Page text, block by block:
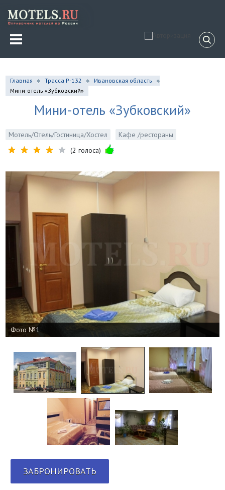
Главная Трасса Р-132
Ивановская область
Мини-отель «Зубковский»
Мини-отель «Зубковский»
Мотель/Отель/Гостиница/Хостел
Кафе /рестораны
(2 голоса)
Фото №1
ЗАБРОНИРОВАТЬ